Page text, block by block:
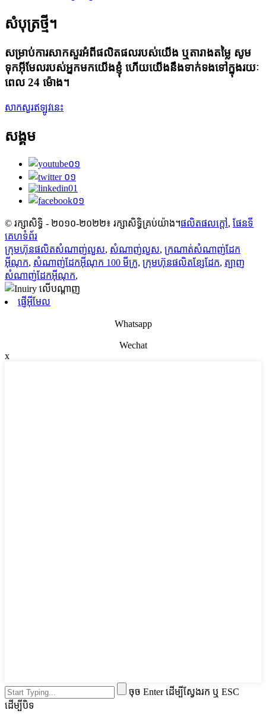
សំបុត្រថ្មី។
សម្រាប់ការសាកសួរអំពីផលិតផលរបស់យើង ឬតារាងតម្លៃ សូម
ទុកអ៊ីមែលរបស់អ្នកមកយើងខ្ញុំ ហើយយើងនឹងទាក់ទងទៅក្នុងរយៈ
ពេល 24 ម៉ោង។
សាកសួរឥឡូវនេះ
សង្គម
© រក្សាសិទ្ធិ - ២០១០-២០២២៖ រក្សាសិទ្ធិគ្រប់យ៉ាង។ផលិតផលក្តៅ, ផែនទី
គេហទំព័រ
ក្រុមហ៊ុនផលិតសំណាញ់លួស, សំណាញ់លួស, ក្រណាត់សំណាញ់ដែក
អ៊ីណុក, សំណាញ់ដែកអ៊ីណុក 100 មីក្រូ, ក្រុមហ៊ុនផលិតខ្សែដែក, ត្បាញ
សំណាញ់ដែកអ៊ីណុក,
ផ្ញើអ៊ីមែល
Whatsapp
Wechat
x
ចុច Enter ដើម្បីស្វែងរក ឬ ESC
ដើម្បីបិទ